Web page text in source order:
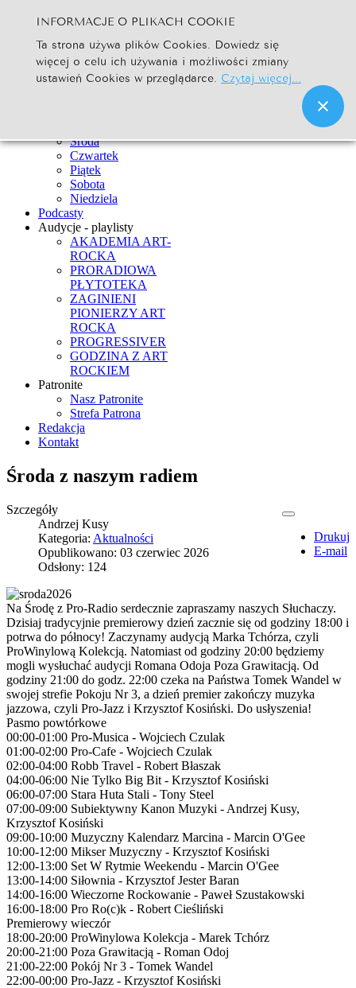
Szukaj... Go
Strona Główna
Newsy
Środa
Czwartek
Piątek
Sobota
Niedziela
Podcasty
Audycje - playlisty
AKADEMIA ART-
ROCKA
PRORADIOWA
PŁYTOTEKA
ZAGINIENI
PIONIERZY ART
ROCKA
PROGRESSIVER
GODZINA Z ART
ROCKIEM
Patronite
Nasz Patronite
Strefa Patrona
Redakcja
Kontakt
Środa z naszym radiem
Drukuj
E-mail
Szczegóły
Andrzej Kusy
Kategoria: Aktualności
Opublikowano: 03 czerwiec 2026
Odsłony: 124
Na Środę z Pro-Radio serdecznie zapraszamy naszych Słuchaczy.
Dzisiaj tradycyjnie premierowy dzień zacznie się od godziny 18:00 i
potrwa do północy! Zaczynamy audycją Marka Tchórza, czyli
ProWinylową Kolekcją. Natomiast od godziny 20:00 będziemy
mogli wysłuchać audycji Romana Odoja Poza Grawitacją. Od
godziny 21:00 do godz. 22:00 czeka na Państwa Tomek Wandel w
swojej strefie Pokoju Nr 3, a dzień premier zakończy muzyka
jazzowa, czyli Pro-Jazz i Krzysztof Kosiński. Do usłyszenia!
Pasmo powtórkowe
00:00-01:00 Pro-Musica - Wojciech Czulak
01:00-02:00 Pro-Cafe - Wojciech Czulak
02:00-04:00 Robb Travel - Robert Błaszak
04:00-06:00 Nie Tylko Big Bit - Krzysztof Kosiński
06:00-07:00 Stara Huta Stali - Tony Steel
07:00-09:00 Subiektywny Kanon Muzyki - Andrzej Kusy,
Krzysztof Kosiński
09:00-10:00 Muzyczny Kalendarz Marcina - Marcin O'Gee
10:00-12:00 Mikser Muzyczny - Krzysztof Kosiński
12:00-13:00 Set W Rytmie Weekendu - Marcin O'Gee
13:00-14:00 Siłownia - Krzysztof Jester Baran
14:00-16:00 Wieczorne Rockowanie - Paweł Szustakowski
16:00-18:00 Pro Ro(c)k - Robert Cieśliński
Premierowy wieczór
18:00-20:00 ProWinylowa Kolekcja - Marek Tchórz
20:00-21:00 Poza Grawitacją - Roman Odoj
21:00-22:00 Pokój Nr 3 - Tomek Wandel
22:00-00:00 Pro-Jazz - Krzysztof Kosiński
INFORMACJE O PLIKACH COOKIE
Ta strona używa plików Cookies. Dowiedz się
więcej o celu ich używania i możliwości zmiany
ustawień Cookies w przeglądarce. Czytaj więcej...